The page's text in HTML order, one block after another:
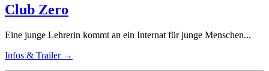
Club Zero
Eine junge Lehrerin kommt an ein Internat für junge Menschen...
Infos & Trailer →